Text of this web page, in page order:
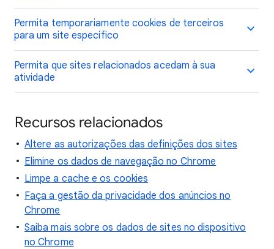
Permita temporariamente cookies de terceiros
para um site específico
Permita que sites relacionados acedam à sua
atividade
Recursos relacionados
Altere as autorizações das definições dos sites
Elimine os dados de navegação no Chrome
Limpe a cache e os cookies
Faça a gestão da privacidade dos anúncios no
Chrome
Saiba mais sobre os dados de sites no dispositivo
no Chrome